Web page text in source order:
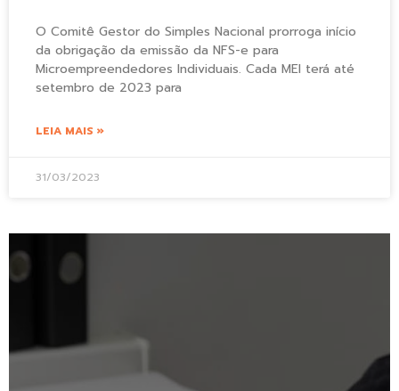
O Comitê Gestor do Simples Nacional prorroga início
da obrigação da emissão da NFS-e para
Microempreendedores Individuais. Cada MEI terá até
setembro de 2023 para
LEIA MAIS »
31/03/2023